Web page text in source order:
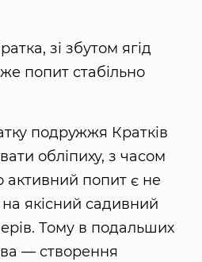
зі збутом ягід
попит стабільно
подружжя Кратків
обліпиху, з часом
активний попит є не
якісний садивний
Тому в подальших
— створення